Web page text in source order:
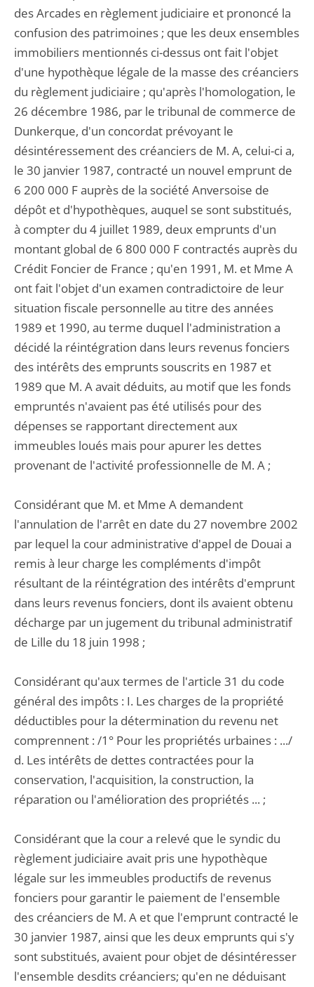
des Arcades en règlement judiciaire et prononcé la
confusion des patrimoines ; que les deux ensembles
immobiliers mentionnés ci-dessus ont fait l'objet
d'une hypothèque légale de la masse des créanciers
du règlement judiciaire ; qu'après l'homologation, le
26 décembre 1986, par le tribunal de commerce de
Dunkerque, d'un concordat prévoyant le
désintéressement des créanciers de M. A, celui-ci a,
le 30 janvier 1987, contracté un nouvel emprunt de
6 200 000 F auprès de la société Anversoise de
dépôt et d'hypothèques, auquel se sont substitués,
à compter du 4 juillet 1989, deux emprunts d'un
montant global de 6 800 000 F contractés auprès du
Crédit Foncier de France ; qu'en 1991, M. et Mme A
ont fait l'objet d'un examen contradictoire de leur
situation fiscale personnelle au titre des années
1989 et 1990, au terme duquel l'administration a
décidé la réintégration dans leurs revenus fonciers
des intérêts des emprunts souscrits en 1987 et
1989 que M. A avait déduits, au motif que les fonds
empruntés n'avaient pas été utilisés pour des
dépenses se rapportant directement aux
immeubles loués mais pour apurer les dettes
provenant de l'activité professionnelle de M. A ;
Considérant que M. et Mme A demandent
l'annulation de l'arrêt en date du 27 novembre 2002
par lequel la cour administrative d'appel de Douai a
remis à leur charge les compléments d'impôt
résultant de la réintégration des intérêts d'emprunt
dans leurs revenus fonciers, dont ils avaient obtenu
décharge par un jugement du tribunal administratif
de Lille du 18 juin 1998 ;
Considérant qu'aux termes de l'article 31 du code
général des impôts : I. Les charges de la propriété
déductibles pour la détermination du revenu net
comprennent : /1° Pour les propriétés urbaines : .../
d. Les intérêts de dettes contractées pour la
conservation, l'acquisition, la construction, la
réparation ou l'amélioration des propriétés ... ;
Considérant que la cour a relevé que le syndic du
règlement judiciaire avait pris une hypothèque
légale sur les immeubles productifs de revenus
fonciers pour garantir le paiement de l'ensemble
des créanciers de M. A et que l'emprunt contracté le
30 janvier 1987, ainsi que les deux emprunts qui s'y
sont substitués, avaient pour objet de désintéresser
l'ensemble desdits créanciers; qu'en ne déduisant